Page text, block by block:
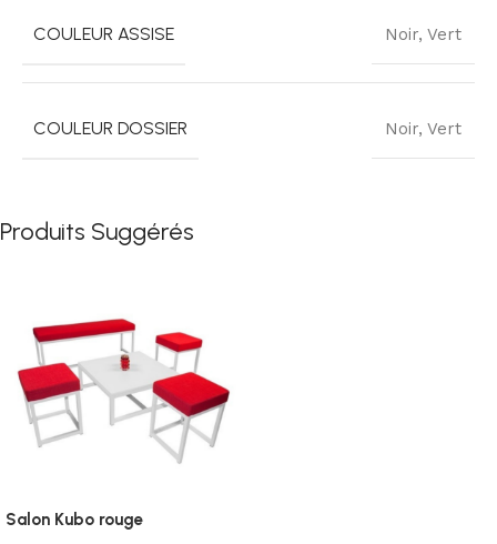
COULEUR ASSISE Noir, Vert
COULEUR DOSSIER Noir, Vert
Produits Suggérés
Salon Kubo rouge